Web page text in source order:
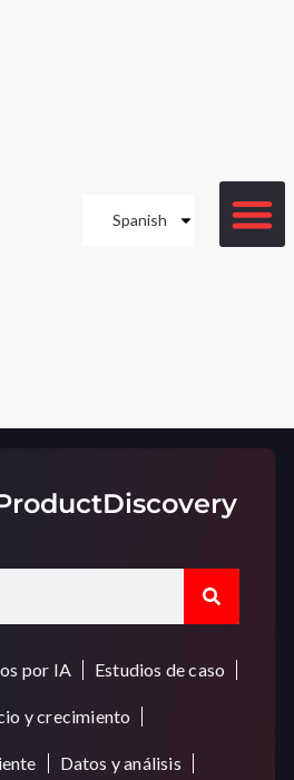
Spanish
por IA Estudios de caso
y crecimiento
Datos y análisis